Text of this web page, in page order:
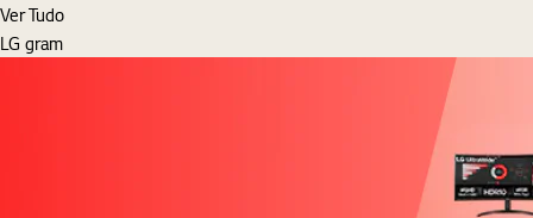
Ver Tudo
LG gram